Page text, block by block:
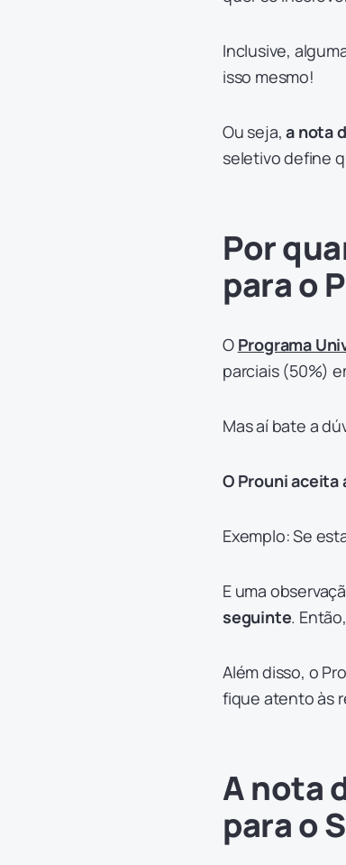
Inclusive,
isso mesmo!
Ou seja,a nota
seletivo define
Por
para o
O Programa
parciais (50%)
Mas aí bate a
O Prouni aceita
Exemplo: Se
E uma
seguinte.
Além disso, o
fique atento às
A nota
para o